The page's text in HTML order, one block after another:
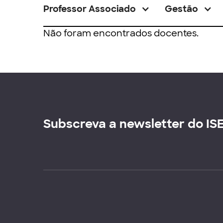
Professor Associado Gestão
Não foram encontrados docentes.
Subscreva a newsletter do